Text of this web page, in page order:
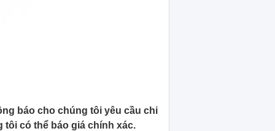
báo cho chúng tôi yêu cầu chi
có thể báo giá chính xác.